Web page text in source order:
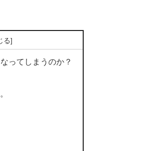
ってしまうのか？